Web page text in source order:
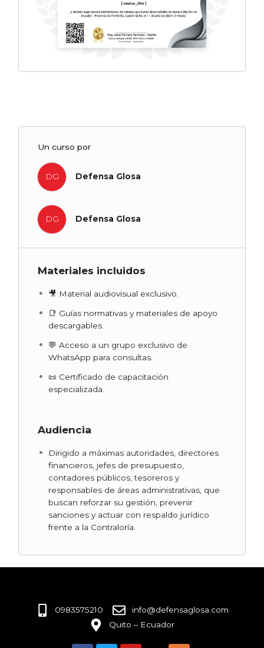
Un curso por
DG Defensa Glosa
DG Defensa Glosa
Materiales incluidos
🎥 Material audiovisual exclusivo.
📑 Guías normativas y materiales de apoyo
descargables.
💬 Acceso a un grupo exclusivo de
WhatsApp para consultas.
📜 Certificado de capacitación
especializada.
Audiencia
Dirigido a máximas autoridades, directores
financieros, jefes de presupuesto,
contadores públicos, tesoreros y
responsables de áreas administrativas, que
buscan reforzar su gestión, prevenir
sanciones y actuar con respaldo jurídico
frente a la Contraloría.
0983575210
info@defensaglosa.com
Quito – Ecuador